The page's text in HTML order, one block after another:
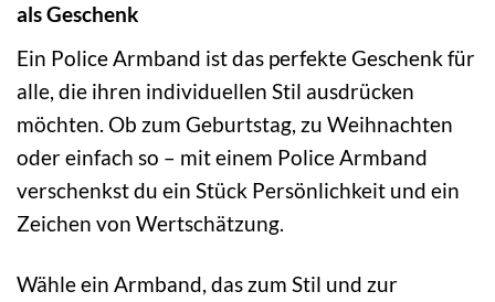
als Geschenk
Ein Police Armband ist das perfekte Geschenk für
alle, die ihren individuellen Stil ausdrücken
möchten. Ob zum Geburtstag, zu Weihnachten
oder einfach so – mit einem Police Armband
verschenkst du ein Stück Persönlichkeit und ein
Zeichen von Wertschätzung.
Wähle ein Armband, das zum Stil und zur